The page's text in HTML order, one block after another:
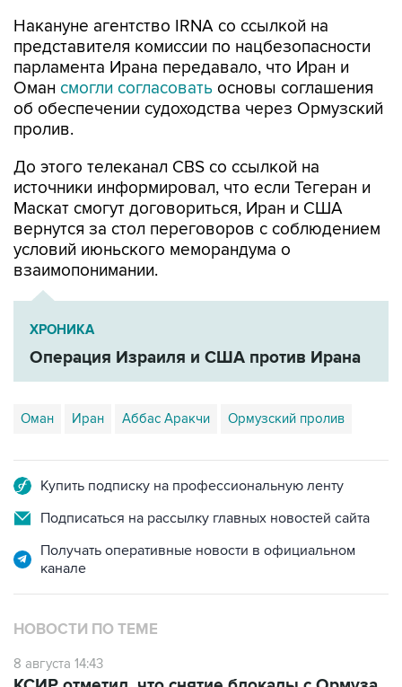
Накануне агентство IRNA со ссылкой на
представителя комиссии по нацбезопасности
парламента Ирана передавало, что Иран и
Оман смогли согласовать основы соглашения
об обеспечении судоходства через Ормузский
пролив.
До этого телеканал CBS со ссылкой на
источники информировал, что если Тегеран и
Маскат смогут договориться, Иран и США
вернутся за стол переговоров с соблюдением
условий июньского меморандума о
взаимопонимании.
ХРОНИКА
Операция Израиля и США против Ирана
Оман Иран Аббас Аракчи Ормузский пролив
Купить подписку на профессиональную ленту
Подписаться на рассылку главных новостей сайта
Получать оперативные новости в официальном
канале
НОВОСТИ ПО ТЕМЕ
8 августа 14:43